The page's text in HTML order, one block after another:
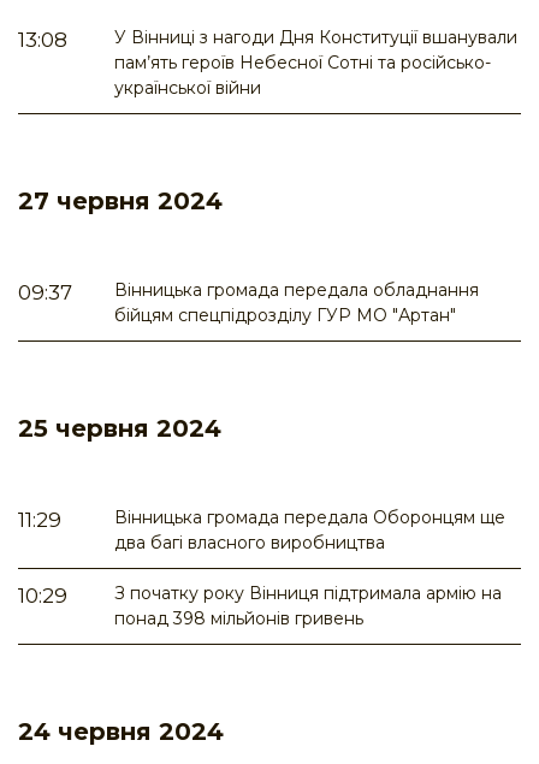
13:08
У Вінниці з нагоди Дня Конституції вшанували
пам’ять героїв Небесної Сотні та російсько-
української війни
27 червня 2024
09:37
Вінницька громада передала обладнання
бійцям спецпідрозділу ГУР МО "Артан"
25 червня 2024
11:29
Вінницька громада передала Оборонцям ще
два багі власного виробництва
10:29
З початку року Вінниця підтримала армію на
понад 398 мільйонів гривень
24 червня 2024